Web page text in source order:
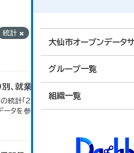
大仙市オープンデータ
グループ一覧
組織一覧
統計
、就業者数
統計「2-8 地域別産業（大分類）
タを参照しています。